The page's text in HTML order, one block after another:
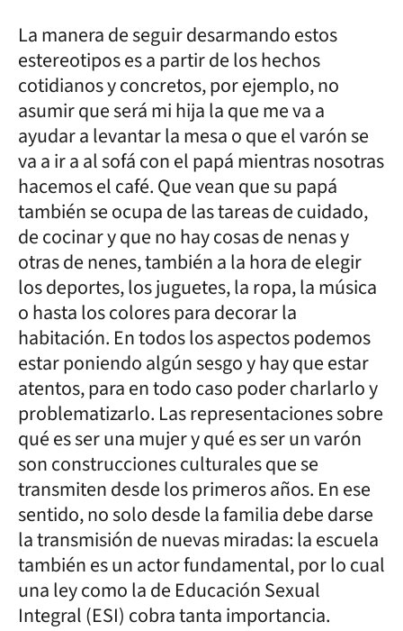
La manera de seguir desarmando estos
estereotipos es a partir de los hechos
cotidianos y concretos, por ejemplo, no
asumir que será mi hija la que me va a
ayudar a levantar la mesa o que el varón se
va a ir a al sofá con el papá mientras nosotras
hacemos el café. Que vean que su papá
también se ocupa de las tareas de cuidado,
de cocinar y que no hay cosas de nenas y
otras de nenes, también a la hora de elegir
los deportes, los juguetes, la ropa, la música
o hasta los colores para decorar la
habitación. En todos los aspectos podemos
estar poniendo algún sesgo y hay que estar
atentos, para en todo caso poder charlarlo y
problematizarlo. Las representaciones sobre
qué es ser una mujer y qué es ser un varón
son construcciones culturales que se
transmiten desde los primeros años. En ese
sentido, no solo desde la familia debe darse
la transmisión de nuevas miradas: la escuela
también es un actor fundamental, por lo cual
una ley como la de Educación Sexual
Integral (ESI) cobra tanta importancia.